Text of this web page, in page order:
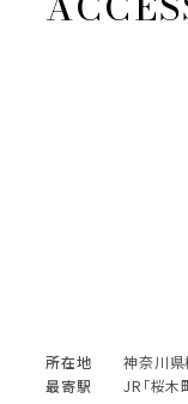
所在地
神奈川
最寄駅
JR「桜木